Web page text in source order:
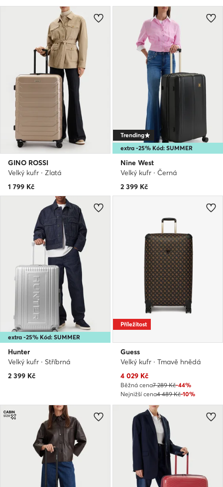
GINO ROSSI
Velký kufr · Zlatá
1 799 Kč
extra -25% Kód: SUMMER
Trending
Nine West
Velký kufr · Černá
2 399 Kč
extra -25% Kód: SUMMER
Hunter
Velký kufr · Stříbrná
2 399 Kč
Příležitost
Guess
Velký kufr · Tmavě hnědá
Aktuální cena
4 029 Kč
Běžná cena7 289 Kč-44%
Nejnižší cena4 489 Kč-10%